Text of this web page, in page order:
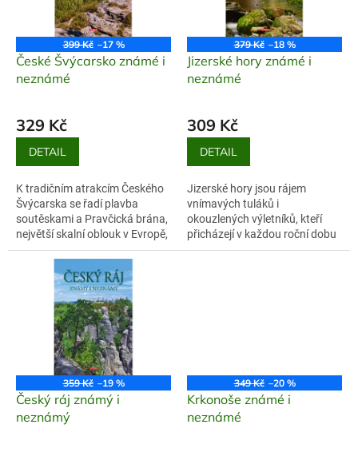
399 Kč –17 %
České Švýcarsko známé i
neznámé
329 Kč
DETAIL
K tradičním atrakcím Českého
Švýcarska se řadí plavba
soutěskami a Pravčická brána,
největší skalní oblouk v Evropě,
avšak zdejší kraj – svět
roklin,...
379 Kč –18 %
Jizerské hory známé i
neznámé
309 Kč
DETAIL
Jizerské hory jsou rájem
vnímavých tuláků i
okouzlených výletníků, kteří
přicházejí v každou roční dobu
– v čase nastupujícího léta za
359 Kč –19 %
Český ráj známý i
neznámý
349 Kč –20 %
Krkonoše známé i
neznámé